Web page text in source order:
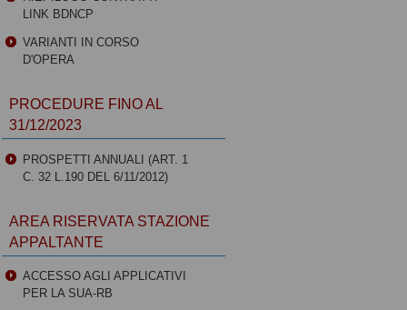
LINK BDNCP
VARIANTI IN CORSO
D'OPERA
PROCEDURE FINO AL
31/12/2023
PROSPETTI ANNUALI (ART. 1
C. 32 L.190 DEL 6/11/2012)
AREA RISERVATA STAZIONE
APPALTANTE
ACCESSO AGLI APPLICATIVI
PER LA SUA-RB